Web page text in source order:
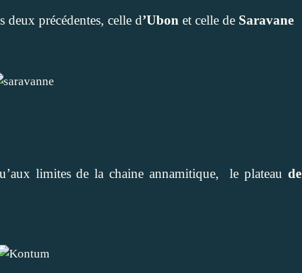
deux précédentes, celle d’Ubon et celle de Saravane
limites de la chaine annamitique, le plateau de